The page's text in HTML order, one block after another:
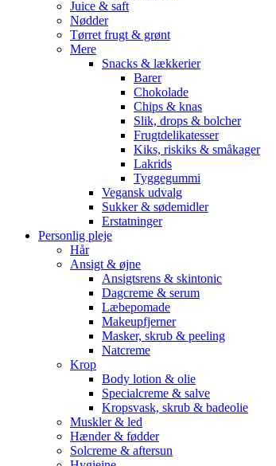
Juice & saft
Nødder
Tørret frugt & grønt
Mere
Snacks & lækkerier
Barer
Chokolade
Chips & knas
Slik, drops & bolcher
Frugtdelikatesser
Kiks, riskiks & småkager
Lakrids
Tyggegummi
Vegansk udvalg
Sukker & sødemidler
Erstatninger
Personlig pleje
Hår
Ansigt & øjne
Ansigtsrens & skintonic
Dagcreme & serum
Læbepomade
Makeupfjerner
Masker, skrub & peeling
Natcreme
Krop
Body lotion & olie
Specialcreme & salve
Kropsvask, skrub & badeolie
Muskler & led
Hænder & fødder
Solcreme & aftersun